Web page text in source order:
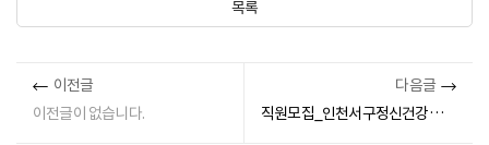
목록
이전글
이전글이 없습니다.
다음글
직원모집_인천서구정신건강증진센터